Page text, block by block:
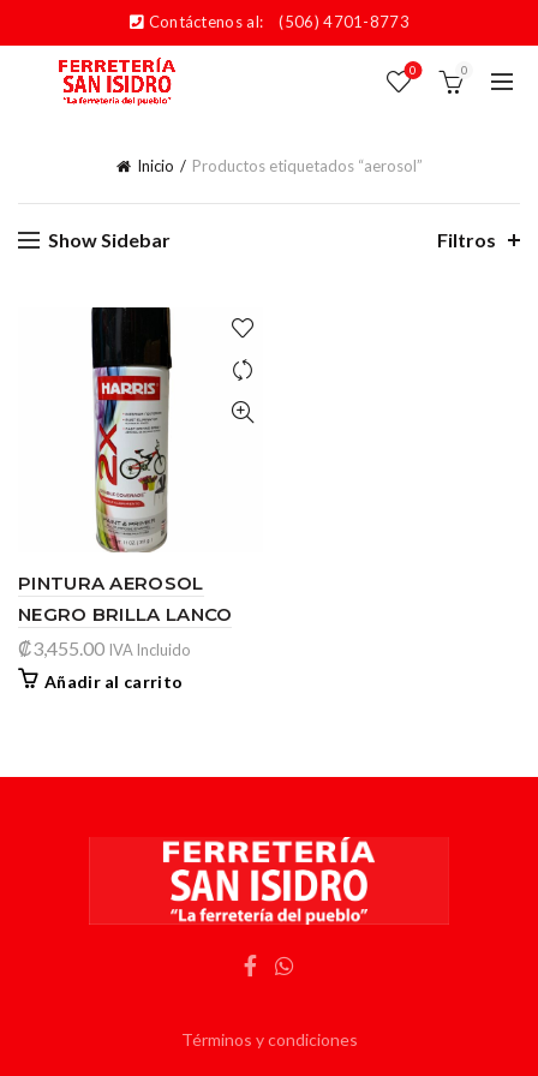
Contáctenos al: (506) 4701-8773
0 0
Inicio Productos etiquetados “aerosol”
Show Sidebar Filtros
PINTURA AEROSOL
NEGRO BRILLA LANCO
₡3,455.00 IVA Incluido
Añadir al carrito
Términos y condiciones